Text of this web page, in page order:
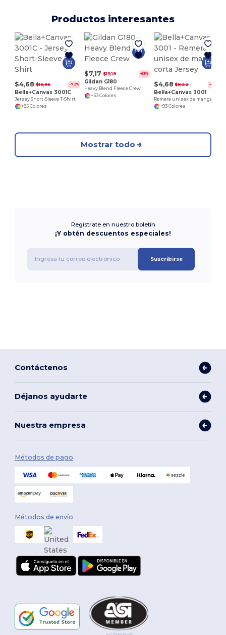
Productos interesantes
$4,68 $16,96 -72%
Bella+Canvas 3001C
Jersey Short-Sleeve T-Shirt
+85 Colores
$7,17 $19,18 -63%
Gildan G180
Heavy Blend Fleece Crew
+33 Colores
$4,68 $8,22 -43%
Bella+Canvas 3001
+93 Colores
Mostrar todo
Regístrate en nuestro boletín
¡Y obtén descuentos especiales!
Suscribirse
Contáctenos
Déjanos ayudarte
Nuestra empresa
Métodos de pago
Métodos de envío